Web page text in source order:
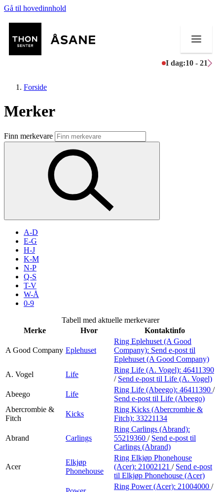
Gå til hovedinnhold
I dag:10 - 21
Butikker
Mat og drikke
Aktiviteter
Kundeklubb
Inspirasjon
Søk
Åpningstider
Praktisk informasjon
Ledige stillinger
Magasin
Gavekort
Forside
Merker
Finn merkevare
A-D
E-G
H-J
K-M
N-P
Q-S
T-V
W-Å
0-9
Tabell med aktuelle merkevarer
Merke
Hvor Kontaktinfo
A Good Company Eplehuset
Ring Eplehuset (A Good
Company): Send e-post til
Eplehuset (A Good Company)
A. Vogel
Life
Ring Life (A. Vogel): 46411390
/ Send e-post til Life (A. Vogel)
Abeego
Life
Ring Life (Abeego): 46411390 /
Send e-post til Life (Abeego)
Abercrombie &
Fitch
Kicks
Ring Kicks (Abercrombie &
Fitch): 33221134
Abrand Carlings
Ring Carlings (Abrand):
55219360 / Send e-post til
Carlings (Abrand)
Acer
Elkjøp
Phonehouse
Ring Elkjøp Phonehouse
(Acer): 21002121 / Send e-post
til Elkjøp Phonehouse (Acer)
Ring Power (Acer): 21004000 /